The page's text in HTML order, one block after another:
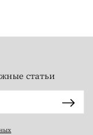
статьи